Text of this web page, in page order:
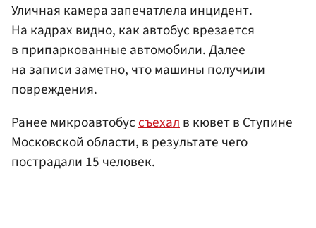
Уличная камера запечатлела инцидент.
На кадрах видно, как автобус врезается
в припаркованные автомобили. Далее
на записи заметно, что машины получили
повреждения.
Ранее микроавтобуссъехалв кювет в Ступине
Московской области, в результате чего
пострадали 15 человек.